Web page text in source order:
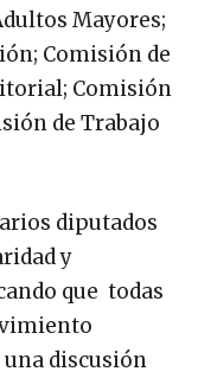
Mayores;
Comisión de
Comisión
de Trabajo
diputados
y
que todas
discusión